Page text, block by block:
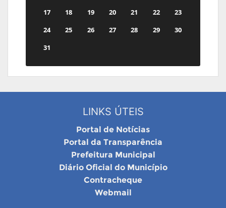
17
18 19 20 21 22
23
24
25 26 27 28 29
30
31
LINKS ÚTEIS
Portal de Notícias
Portal da Transparência
Prefeitura Municipal
Diário Oficial do Município
Contracheque
Webmail